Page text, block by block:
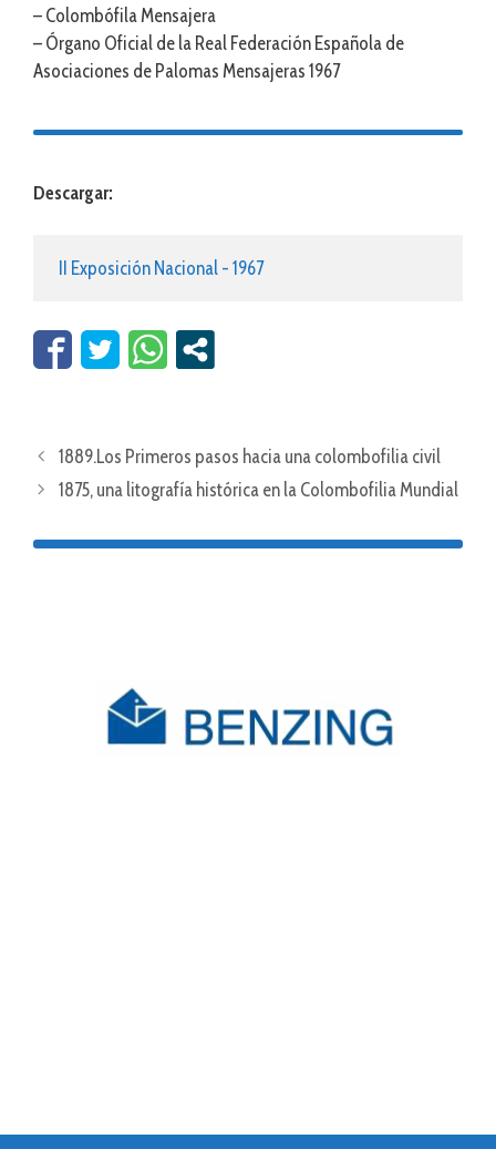
– Colombófila Mensajera
– Órgano Oficial de la Real Federación Española de
Asociaciones de Palomas Mensajeras 1967
Descargar:
II Exposición Nacional - 1967
1889.Los Primeros pasos hacia una colombofilia civil
1875, una litografía histórica en la Colombofilia Mundial